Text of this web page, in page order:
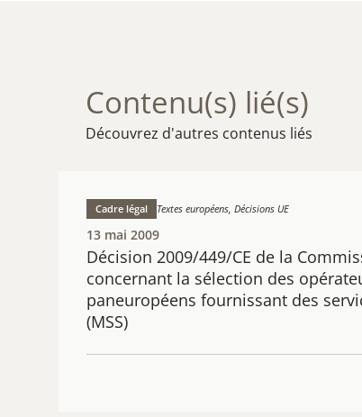
Contenu(s) lié(s)
Découvrez d'autres contenus liés
Décision 2009/449/CE de la
concernant la sélection des
paneuropéens fournissant des
(MSS)
Cadre légal Textes européens, Décisions UE
13 mai 2009